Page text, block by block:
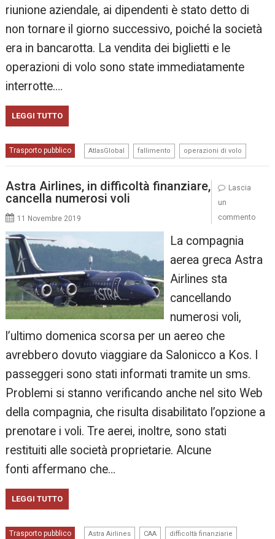
riunione aziendale, ai dipendenti è stato detto di
non tornare il giorno successivo, poiché la società
era in bancarotta. La vendita dei biglietti e le
operazioni di volo sono state immediatamente
interrotte.…
LEGGI TUTTO
Trasporto pubblico AtlasGlobal fallimento operazioni di volo
Astra Airlines, in difficoltà finanziare,
cancella numerosi voli
11 Novembre 2019
La compagnia
aerea greca Astra
Airlines sta
cancellando
numerosi voli,
l’ultimo domenica scorsa per un aereo che
avrebbero dovuto viaggiare da Salonicco a Kos. I
passeggeri sono stati informati tramite un sms.
Problemi si stanno verificando anche nel sito Web
della compagnia, che risulta disabilitato l’opzione a
prenotare i voli. Tre aerei, inoltre, sono stati
restituiti alle società proprietarie. Alcune
fonti affermano che…
LEGGI TUTTO
Trasporto pubblico Astra Airlines CAA difficoltà finanziarie
Lascia
un
commento